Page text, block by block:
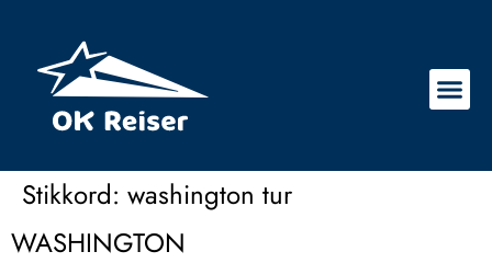
Stikkord: washington tur
WASHINGTON